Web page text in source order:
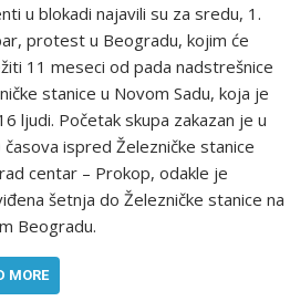
u blokadi najavili su za sredu, 1.
protest u Beogradu, kojim će
11 meseci od pada nadstrešnice
stanice u Novom Sadu, koja je
ljudi. Početak skupa zakazan je u
časova ispred Železničke stanice
centar – Prokop, odakle je
šetnja do Železničke stanice na
Beogradu.
MORE